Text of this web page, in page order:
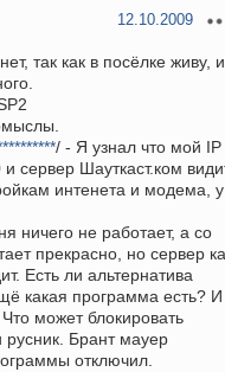
12.10.2009
так как в посёлке живу, и
/ - Я узнал что мой IP
сервер Шауткаст.ком
интенета и модема, у
ничего не работает, а со
прекрасно, но сервер
Есть ли альтернатива
какая программа есть? И
может блокировать
русник. Брант мауер
отключил.